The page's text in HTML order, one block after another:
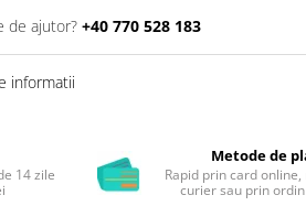
de ajutor? +40 770 528 183
informatii
14 zile
Metode de
Rapid prin card
curier sau prin